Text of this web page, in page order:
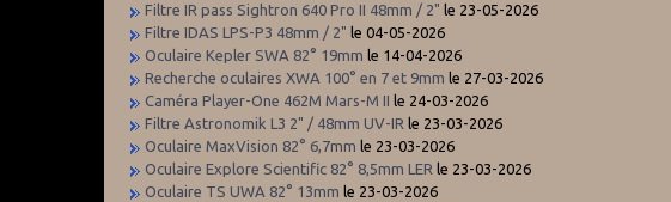
Filtre IR pass Sightron 640 Pro II 48mm / 2" le 23-05-2026
Filtre IDAS LPS-P3 48mm / 2" le 04-05-2026
Oculaire Kepler SWA 82° 19mm le 14-04-2026
Recherche oculaires XWA 100° en 7 et 9mm le 27-03-2026
Caméra Player-One 462M Mars-M II le 24-03-2026
Filtre Astronomik L3 2" / 48mm UV-IR le 23-03-2026
Oculaire MaxVision 82° 6,7mm le 23-03-2026
Oculaire Explore Scientific 82° 8,5mm LER le 23-03-2026
Oculaire TS UWA 82° 13mm le 23-03-2026